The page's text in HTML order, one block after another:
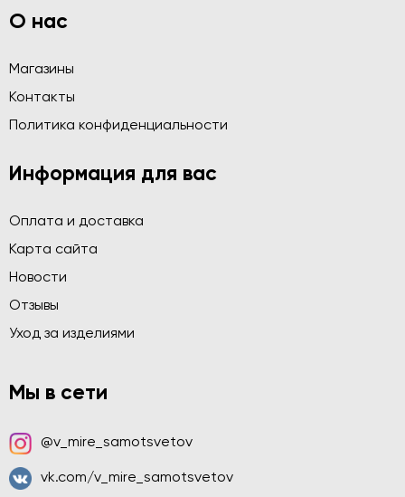
О нас
Магазины
Контакты
Политика конфиденциальности
Информация для вас
Оплата и доставка
Карта сайта
Новости
Отзывы
Уход за изделиями
Мы в сети
@v_mire_samotsvetov
vk.com/v_mire_samotsvetov